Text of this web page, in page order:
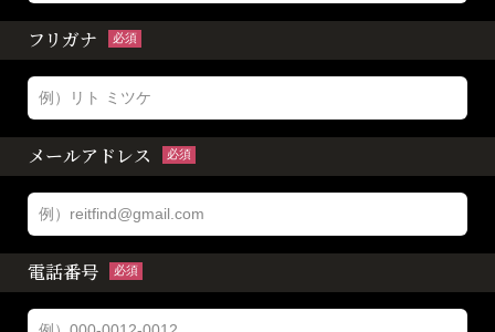
フリガナ 必須
メールアドレス 必須
電話番号 必須